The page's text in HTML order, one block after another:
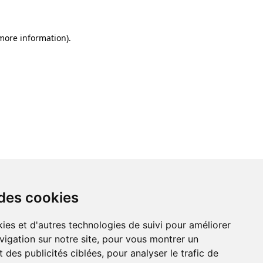
cookies
et d'autres technologies de suivi pour améliorer
sur notre site, pour vous montrer un
des publicités ciblées, pour analyser le trafic de
information).